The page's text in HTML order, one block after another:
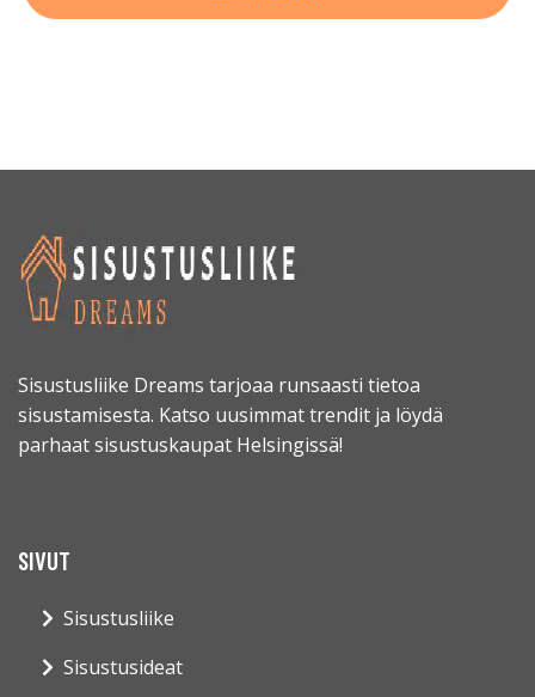
Sisustusliike Dreams tarjoaa runsaasti tietoa
sisustamisesta. Katso uusimmat trendit ja löydä
parhaat sisustuskaupat Helsingissä!
SIVUT
Sisustusliike
Sisustusideat